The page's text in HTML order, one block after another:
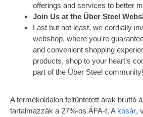
offerings and services to better
Join Us at the Über Steel
Last but not least, we cordially
webshop, where you’re
and convenient shopping
products, shop to your heart’s
part of the Über Steel community!
A termékoldalon feltüntetett árak bruttó
tartalmazzák a 27%-os ÁFA-t. A kosár,